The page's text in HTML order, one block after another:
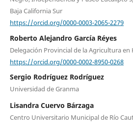
Baja California Sur
https://orcid.org/0000-0003-2065-2279
Roberto Alejandro García Réyes
Delegación Provincial de la Agricultura en
https://orcid.org/0000-0002-8950-0268
Sergio Rodríguez Rodríguez
Universidad de Granma
Lisandra Cuervo Bárzaga
Centro Universitario Municipal de Río